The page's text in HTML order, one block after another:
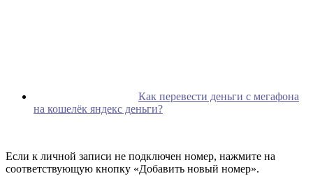
Как перевести деньги с мегафона
на кошелёк яндекс деньги?
Если к личной записи не подключен номер, нажмите на
соответствующую кнопку «Добавить новый номер».